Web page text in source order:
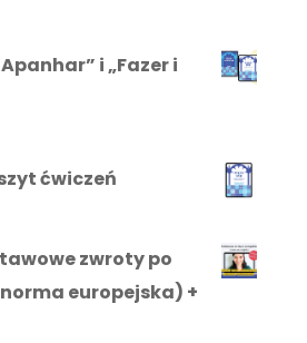
i „Fazer i
ćwiczeń
zwroty po
europejska) +